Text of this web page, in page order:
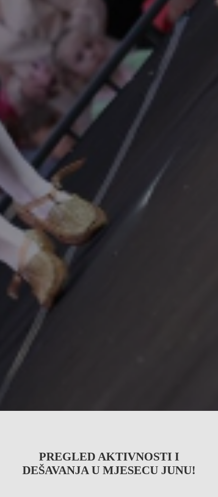
PREGLED AKTIVNOSTI I
DEŠAVANJA U MJESECU JUNU!